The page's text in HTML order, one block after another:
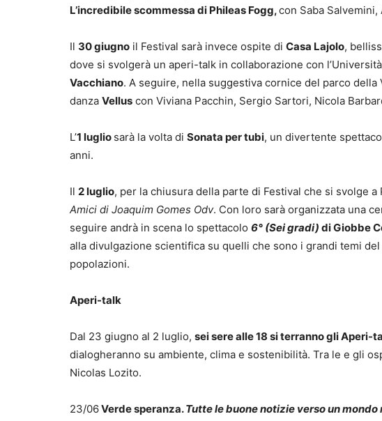
L’incredibile scommessa di Phileas Fogg,con Saba
Il 30 giugno il Festival sarà invece ospite di Casa Lajolo,
dove si svolgerà un aperi-talk in collaborazione con
Vacchiano. A seguire, nella suggestiva cornice del parco
danza Vellus con Viviana Pacchin, Sergio Sartori, Nicola
L’1 luglio sarà la volta di Sonata per tubi, un divertente
anni.
Il 2 luglio, per la chiusura della parte di Festival che si svolge
Amici di Joaquim Gomes Odv. Con loro sarà organizzata una
seguire andrà in scena lo spettacolo 6° (Sei gradi) di Giobbe
alla divulgazione scientifica su quelli che sono i grandi temi
popolazioni.
Aperi-talk
Dal 23 giugno al 2 luglio, sei sere alle 18 si terranno gli Aperi-
dialogheranno su ambiente, clima e sostenibilità. Tra le e gli
Nicolas Lozito.
23/06Verde speranza.Tutte le buone notizie verso un mondo